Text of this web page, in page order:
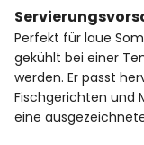
Perfekt für laue
gekühlt bei einer
werden. Er passt
Fischgerichten und
eine